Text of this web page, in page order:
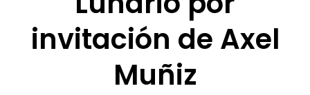
invitación de Axel
Muñiz